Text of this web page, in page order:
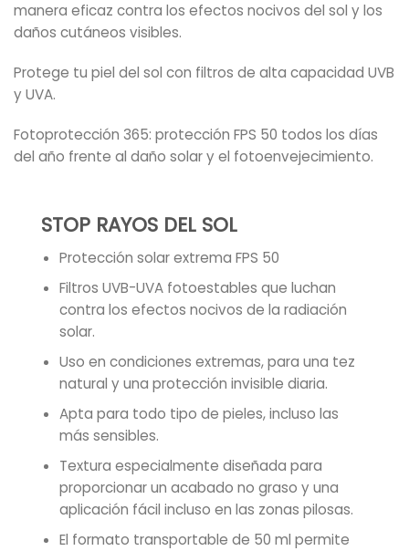
manera eficaz contra los efectos nocivos del sol y los
daños cutáneos visibles.
Protege tu piel del sol con filtros de alta capacidad UVB
y UVA.
Fotoprotección 365: protección FPS 50 todos los días
del año frente al daño solar y el fotoenvejecimiento.
STOP RAYOS DEL SOL
Protección solar extrema FPS 50
Filtros UVB-UVA fotoestables que luchan
contra los efectos nocivos de la radiación
solar.
Uso en condiciones extremas, para una tez
natural y una protección invisible diaria.
Apta para todo tipo de pieles, incluso las
más sensibles.
Textura especialmente diseñada para
proporcionar un acabado no graso y una
aplicación fácil incluso en las zonas pilosas.
El formato transportable de 50 ml permite